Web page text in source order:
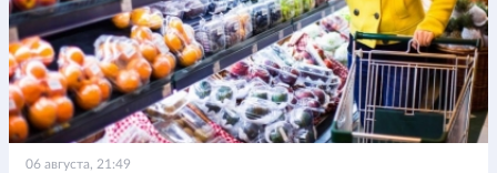
06 августа, 21:49